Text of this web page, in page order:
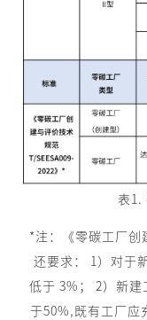
表1.
*注：《零碳工厂创
还要求： 1）对于
低于 3%； 2）新
于50%,既有工厂应